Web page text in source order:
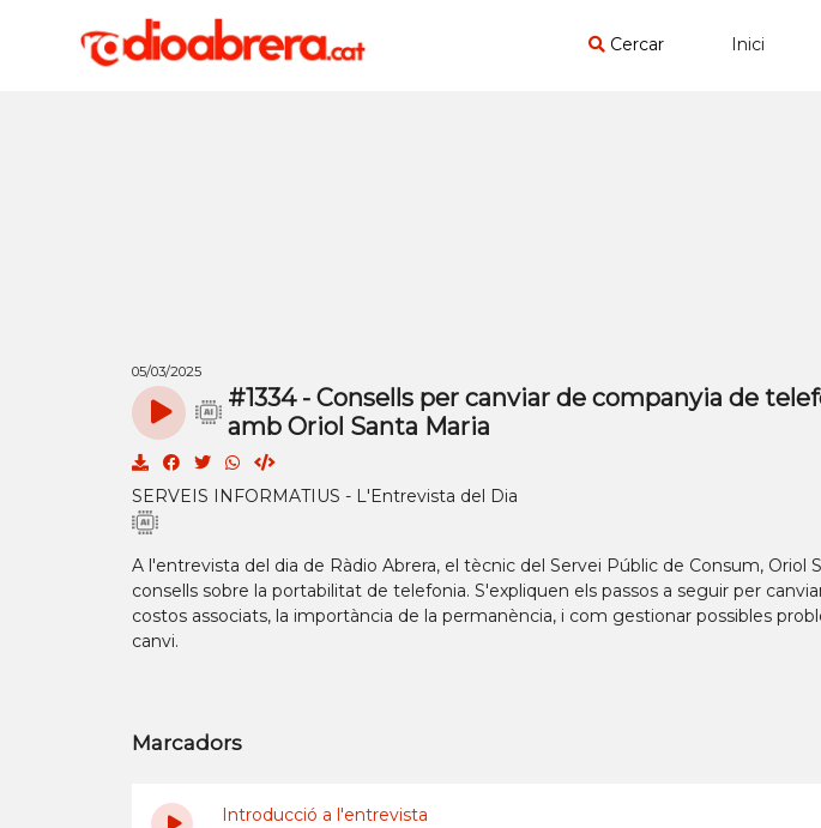
Cercar Inici
05/03/2025
#1334 - Consells per canviar de companyia de
amb Oriol Santa Maria
SERVEIS INFORMATIUS - L'Entrevista del Dia
A l'entrevista del dia de Ràdio Abrera, el tècnic del Servei Públic de Consum, Oriol
consells sobre la portabilitat de telefonia. S'expliquen els passos a seguir per
costos associats, la importància de la permanència, i com gestionar possibles
canvi.
Marcadors
Introducció a l'entrevista